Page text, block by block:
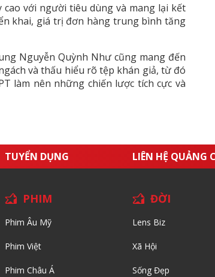
với người tiêu dùng và mang lại kết
khai, giá trị đơn hàng trung bình tăng
Nguyễn Quỳnh Như cũng mang đến
và thấu hiểu rõ tệp khán giả, từ đó
làm nên những chiến lược tích cực và
TUYỂN DỤNG LIÊN HỆ QUẢNG
PHIM
Phim Âu Mỹ
Phim Việt
Phim Châu Á
ĐỜI
Lens Biz
Xã Hội
Sống Đẹp